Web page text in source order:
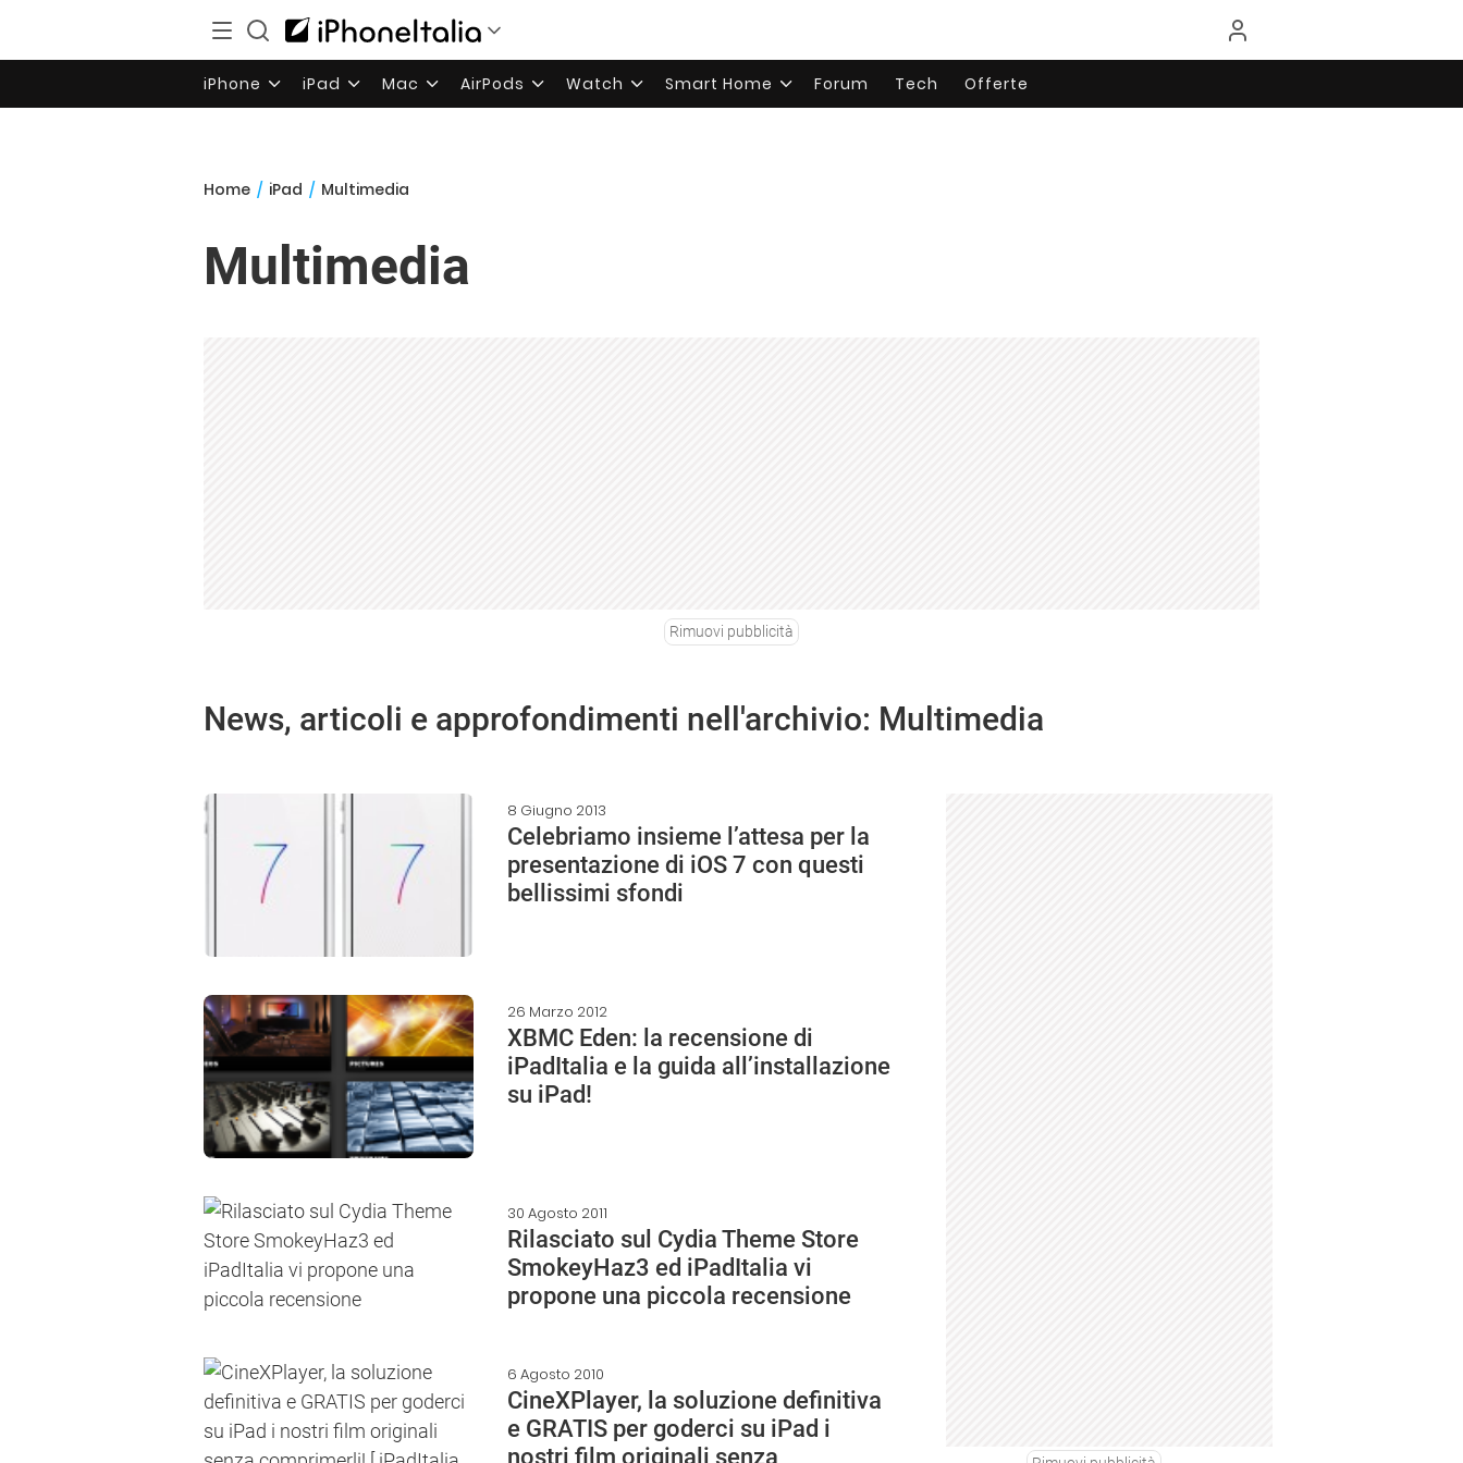
iPhone iPad Mac AirPods Watch Smart Home Forum Tech Offerte
Home / iPad / Multimedia
Multimedia
Rimuovi pubblicità
News, articoli e approfondimenti nell'archivio: Multimedia
8 Giugno 2013
Celebriamo insieme l’attesa per la
presentazione di iOS 7 con questi
bellissimi sfondi
26 Marzo 2012
XBMC Eden: la recensione di
iPadItalia e la guida all’installazione
su iPad!
30 Agosto 2011
Rilasciato sul Cydia Theme Store
SmokeyHaz3 ed iPadItalia vi
propone una piccola recensione
6 Agosto 2010
CineXPlayer, la soluzione definitiva
e GRATIS per goderci su iPad i
nostri film originali senza